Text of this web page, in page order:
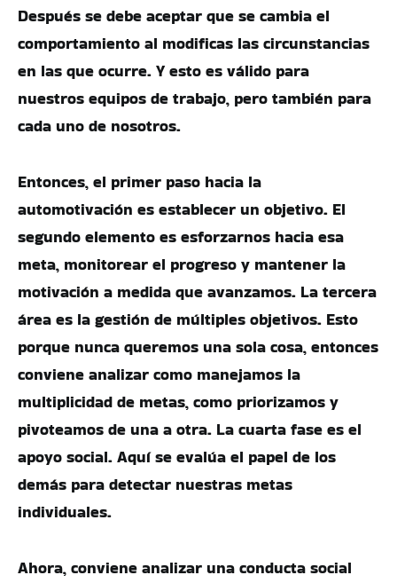
Después se debe aceptar que se cambia el
comportamiento al modificas las circunstancias
en las que ocurre. Y esto es válido para
nuestros equipos de trabajo, pero también para
cada uno de nosotros.
Entonces, el primer paso hacia la
automotivación es establecer un objetivo. El
segundo elemento es esforzarnos hacia esa
meta, monitorear el progreso y mantener la
motivación a medida que avanzamos. La tercera
área es la gestión de múltiples objetivos. Esto
porque nunca queremos una sola cosa, entonces
conviene analizar como manejamos la
multiplicidad de metas, como priorizamos y
pivoteamos de una a otra. La cuarta fase es el
apoyo social. Aquí se evalúa el papel de los
demás para detectar nuestras metas
individuales.
Ahora, conviene analizar una conducta social